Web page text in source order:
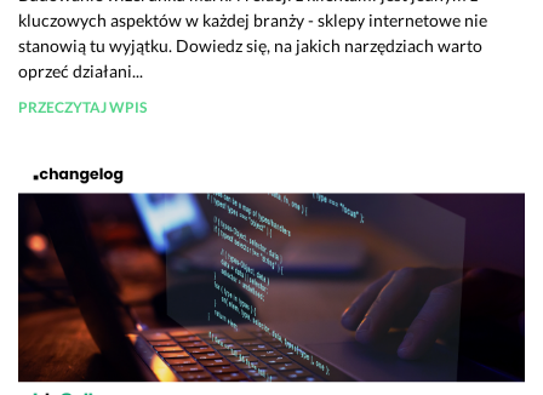
kluczowych aspektów w każdej branży - sklepy internetowe nie
stanowią tu wyjątku. Dowiedz się, na jakich narzędziach warto
oprzeć działani...
PRZECZYTAJ WPIS